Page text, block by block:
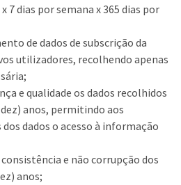
7 dias por semana x 365 dias por
de dados de subscrição da
utilizadores, recolhendo apenas
e qualidade os dados recolhidos
anos, permitindo aos
dados o acesso à informação
e não corrupção dos
anos;